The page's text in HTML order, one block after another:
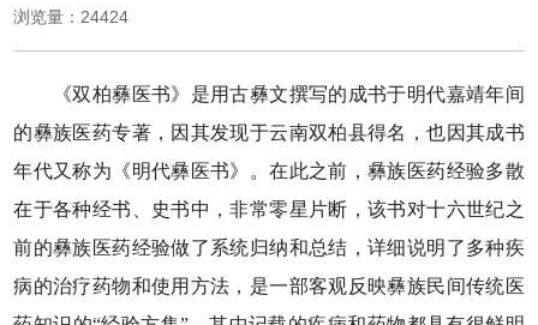
浏览量： 24424
《双柏彝医书》是用古彝文撰写的成书于明代嘉靖年间
的彝族医药专著，因其发现于云南双柏县得名，也因其成书
年代又称为《明代彝医书》。在此之前，彝族医药经验多散
在于各种经书、史书中，非常零星片断，该书对十六世纪之
前的彝族医药经验做了系统归纳和总结，详细说明了多种疾
病的治疗药物和使用方法，是一部客观反映彝族民间传统医